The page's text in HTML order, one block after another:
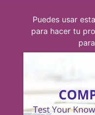
Puedes usar
para hacer tu